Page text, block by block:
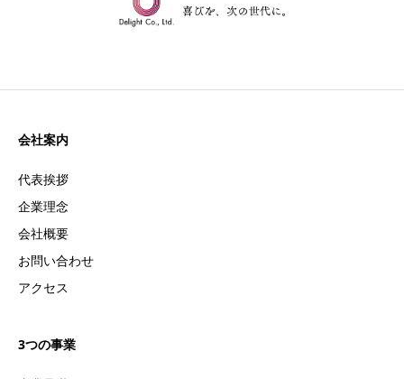
会社案内
代表挨拶
企業理念
会社概要
お問い合わせ
アクセス
3つの事業